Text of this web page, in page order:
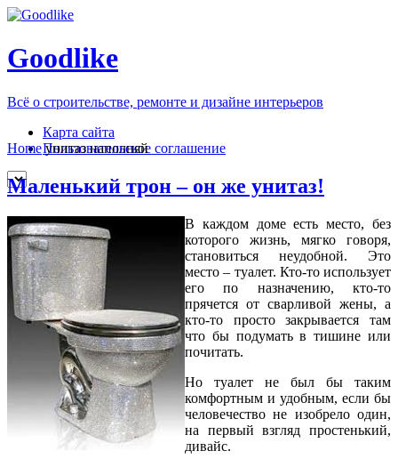
Goodlike
Всё о строительстве, ремонте и дизайне интерьеров
Карта сайта
Пользовательское соглашение
Home унитаз наполняй
Маленький трон – он же унитаз!
В каждом доме есть место, без
которого жизнь, мягко говоря,
становиться неудобной. Это
место – туалет. Кто-то использует
его по назначению, кто-то
прячется от сварливой жены, а
кто-то просто закрывается там
что бы подумать в тишине или
почитать.
Но туалет не был бы таким
комфортным и удобным, если бы
человечество не изобрело один,
на первый взгляд простенький,
дивайс.